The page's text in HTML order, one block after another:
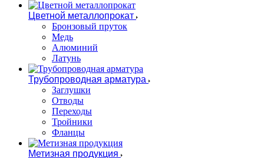
Цветной металлопрокат
Бронзовый пруток
Медь
Алюминий
Латунь
Трубопроводная арматура
Заглушки
Отводы
Переходы
Тройники
Фланцы
Метизная продукция